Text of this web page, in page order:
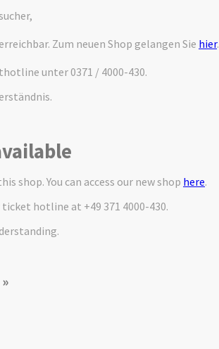
Zum neuen Shop gelangen Sie hier.
unter 0371 / 4000-430.
shop. You can access our new shop here.
hotline at +49 371 4000-430.